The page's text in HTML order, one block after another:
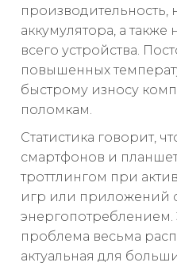
производительность,
аккумулятора, а также
всего устройства.
повышенных
быстрому износу
поломкам.
Статистика говорит,
смартфонов и
троттлингом при
игр или приложений
энергопотреблением.
проблема весьма
актуальная для